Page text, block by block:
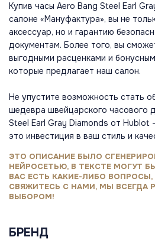
Купив часы Aero Bang Steel Earl
салоне «Мануфактура», вы не
аксессуар, но и гарантию
документам. Более того, вы
выгодными расценками и
которые предлагает наш салон.
Не упустите возможность стать
шедевра швейцарского часового
Steel Earl Gray Diamonds от Hublot
это инвестиция в ваш стиль и
ЭТО ОПИСАНИЕ БЫЛО
НЕЙРОСЕТЬЮ, В ТЕКСТЕ МОГУТ
ВАС ЕСТЬ КАКИЕ-ЛИБО
СВЯЖИТЕСЬ С НАМИ, МЫ ВСЕГДА
ВЫБОРОМ!
БРЕНД